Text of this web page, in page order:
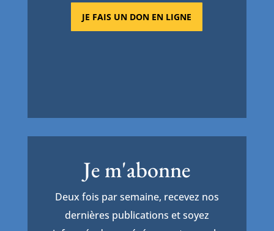
JE FAIS UN DON EN LIGNE
Je m'abonne
Deux fois par semaine, recevez nos
dernières publications et soyez